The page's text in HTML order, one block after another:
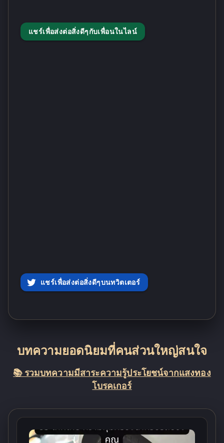
แชร์เพื่อส่งต่อสิ่งดีๆกับเพื่อนในไลน์
แชร์เพื่อส่งต่อสิ่งดีๆบนทวิตเตอร์
บทความยอดนิยมที่คนส่วนใหญ่สนใจ
📚 รวมบทความมีสาระความรู้ประโยชน์จากแสงทอง
โบรคเกอร์